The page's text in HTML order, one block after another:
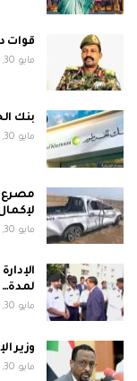
قوات
مايو 30, 2026
بنك
مايو 30, 2026
مصرع
مايو 30, 2026
لمدة…
مايو 30, 2026
وزير
مايو 30, 2026